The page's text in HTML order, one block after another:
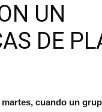
UN
DE
cuando un